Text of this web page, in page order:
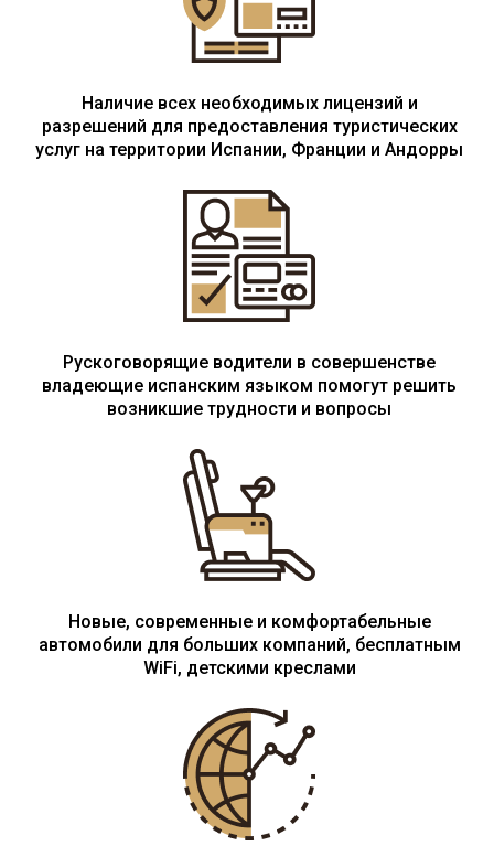
Наличие всех необходимых лицензий и
разрешений для предоставления туристических
услуг на территории Испании, Франции и Андорры
Рускоговорящие водители в совершенстве
владеющие испанским языком помогут решить
возникшие трудности и вопросы
Новые, современные и комфортабельные
автомобили для больших компаний, бесплатным
WiFi, детскими креслами